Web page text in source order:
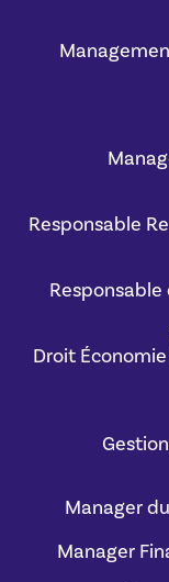
Responsable
Droit
Manager
Manager